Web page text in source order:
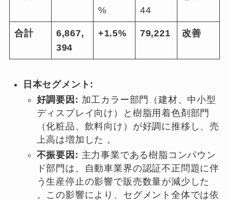
%
44
合計
6,867,
394
+1.5% 79,221 改善
日本セグメント:
好調要因: 加工カラー部門（建材、中小型
ディスプレイ向け）と樹脂用着色剤部門
（化粧品、飲料向け）が好調に推移し、売
上高は増加した 。
不振要因: 主力事業である樹脂コンパウン
ド部門は、自動車業界の認証不正問題に伴
う生産停止の影響で販売数量が減少した
。この影響により、セグメント全体では依